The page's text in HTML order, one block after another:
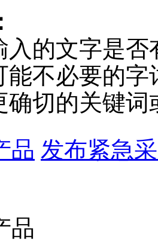
入的文字是否
能不必要的字
确切的关键
品 发布紧急
品